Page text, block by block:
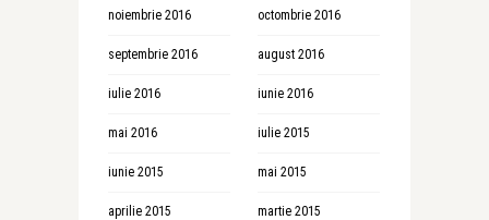
noiembrie 2016 octombrie 2016
septembrie 2016 august 2016
iulie 2016 iunie 2016
mai 2016 iulie 2015
iunie 2015 mai 2015
aprilie 2015 martie 2015